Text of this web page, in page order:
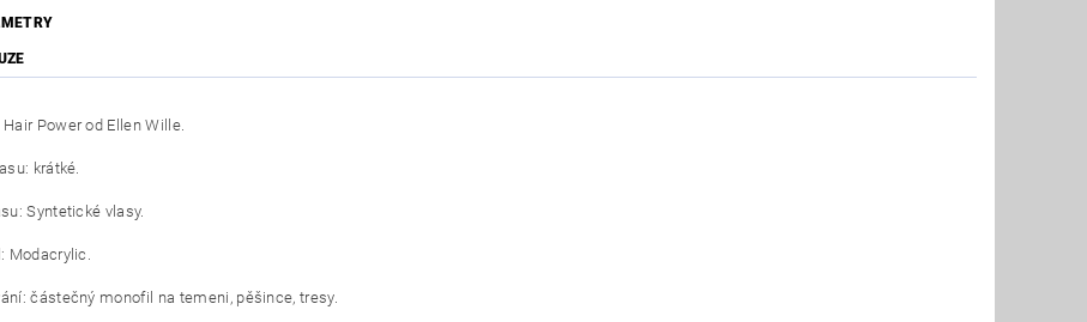
Power od Ellen Wille.
krátké.
Syntetické vlasy.
Modacrylic.
částečný monofil na temeni, pěšince, tresy.